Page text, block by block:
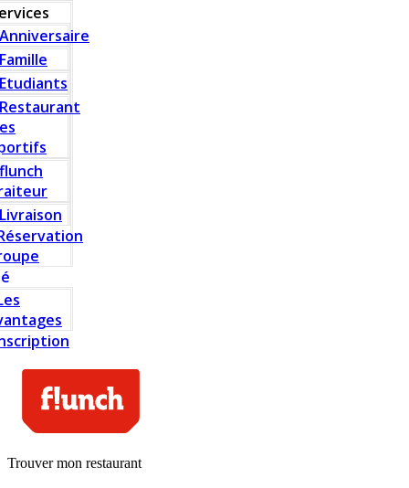
Anniversaire
Famille
Etudiants
Restaurant
flunch
Livraison
Trouver mon restaurant